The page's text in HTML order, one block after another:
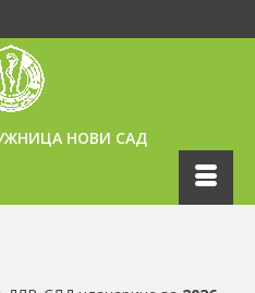
НОВИ САД